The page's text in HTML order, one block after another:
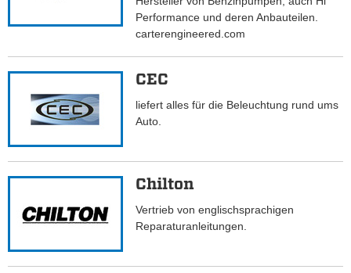
Performance und deren Anbauteilen.
carterengineered.com
CEC
liefert alles für die Beleuchtung rund ums
Auto.
Chilton
Vertrieb von englischsprachigen
Reparaturanleitungen.